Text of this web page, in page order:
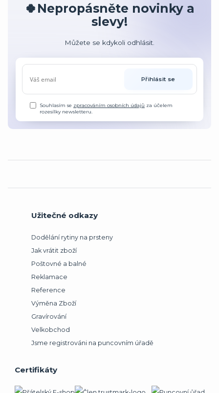
🍀Nepropásněte novinky a
slevy!
Můžete se kdykoli odhlásit.
Přihlásit se
Souhlasím se zpracováním osobních údajů za účelem
rozesílky newsletteru.
Užitečné odkazy
Dodělání rytiny na prsteny
Jak vrátit zboží
Poštovné a balné
Reklamace
Reference
Výměna Zboží
Gravírování
Velkobchod
Jsme registrováni na puncovním úřadě
Certifikáty